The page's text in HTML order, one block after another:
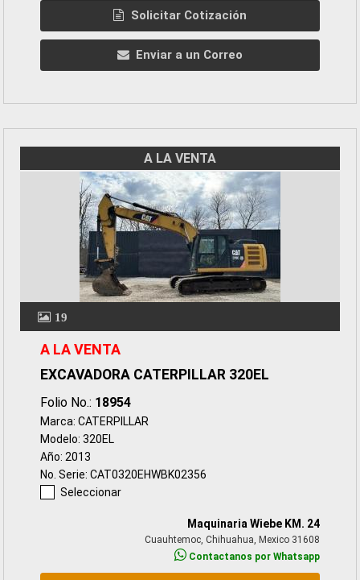
Solicitar Cotización
Enviar a un Correo
A LA VENTA
19
A LA VENTA
EXCAVADORA CATERPILLAR 320EL
Folio No.: 18954
Marca: CATERPILLAR
Modelo: 320EL
Año: 2013
No. Serie: CAT0320EHWBK02356
Seleccionar
Maquinaria Wiebe KM. 24
Cuauhtemoc, Chihuahua, Mexico 31608
Contactanos por Whatsapp